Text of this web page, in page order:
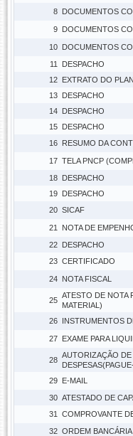
8 DOCUMENTOS
9 DOCUMENTOS
10 DOCUMENTOS
11
DESPACHO
12 EXTRATO DO
13 DESPACHO
14 DESPACHO
15 DESPACHO
16 RESUMO DA
17 TELA PNCP
18 DESPACHO
19 DESPACHO
20 SICAF
21 NOTA DE
22 DESPACHO
23 CERTIFICADO
24 NOTA FISCAL
25
ATESTO DE NOTA
MATERIAL)
26 INSTRUMENTOS
27 EXAME PARA
28
AUTORIZAÇÃO
29 E-MAIL
30 ATESTADO DE
31
COMPROVANTE
32 ORDEM BANCÁRIA